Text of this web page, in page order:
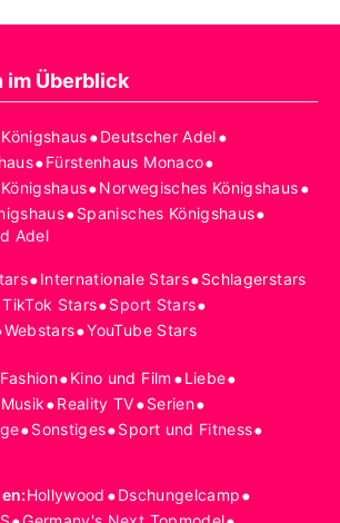
im Überblick
•Deutscher Adel•
•Fürstenhaus Monaco•
•Norwegisches Königshaus•
•Spanisches Königshaus•
Adel
•Internationale Stars•Schlagerstars
TikTok Stars•Sport Stars•
Webstars•YouTube Stars
Fashion•Kino und Film •Liebe•
Musik•Reality TV•Serien•
•Sonstiges•Sport und Fitness•
:Hollywood •Dschungelcamp•